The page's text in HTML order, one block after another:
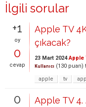
İlgili sorular
+1
oy
0
cevap
Apple TV
çıkacak?
23 Mart 2024 Apple
Kullanıcı (130 puan)
apple
tv
0
Apple TV